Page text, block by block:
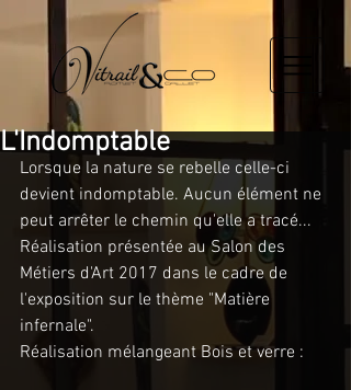
L'Indomptable
Lorsque la nature se rebelle celle-ci
devient indomptable. Aucun élément ne
peut arrêter le chemin qu'elle a tracé...
Réalisation présentée au Salon des
Métiers d'Art 2017 dans le cadre de
l'exposition sur le thème "Matière
infernale".
Réalisation mélangeant Bois et verre :